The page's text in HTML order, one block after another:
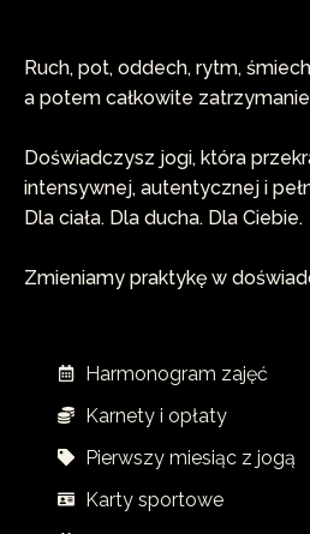
Ruch, pot, oddech, rytm, śmiech
a potem całkowite
Doświadczysz jogi, która
intensywnej, autentycznej i
Dla ciała. Dla ducha. Dla Ciebie.
Zmieniamy praktykę w
Harmonogram zajęć
Karnety i opłaty
Pierwszy miesiąc z jogą
Karty sportowe